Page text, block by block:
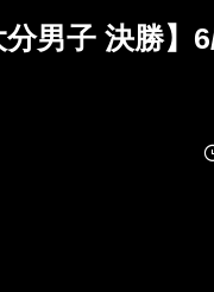
分男子 決勝】